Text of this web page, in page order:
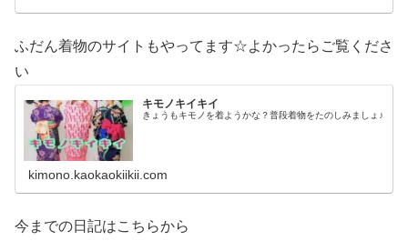
ふだん着物のサイトもやってます☆よかったらご覧くださ
い
キモノキイキイ
きょうもキモノを着ようかな？普段着物をたのしみましょ♪
kimono.kaokaokiikii.com
今までの日記はこちらから